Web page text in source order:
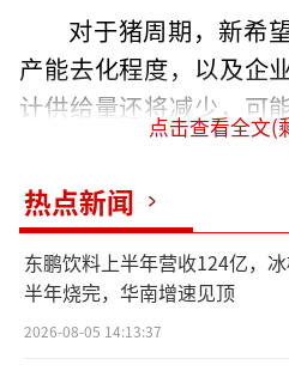
对于猪周期，新希
产能去化程度，以及企
计供给量还将减少，可
目前市场对猪价的预测
会像2022年下半年那么
形势看，对于年底四季
费端需求，行情肯定好
陶玉岭表示，过去
点击查看全文(
热点新闻
东鹏饮料上半年营收124亿，
半年烧完，华南增速见顶
2026-08-05 14:13:37